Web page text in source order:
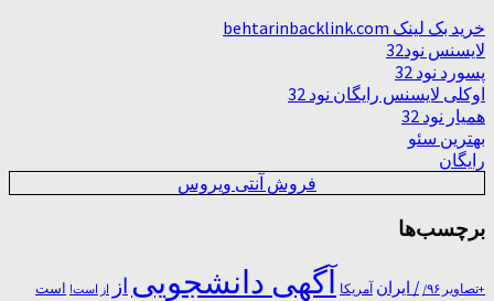
خرید بک لینک behtarinbacklink.com
لایسنس نود32
پسورد نود 32
اوکلی لایسنس رایگان نود 32
همیار نود 32
بهترین سئو
رایگان
فروش آنتی ویروس
برچسب‌ها
+تصاویر ۹۶/ / ایران آمریکا آگهی دانشجویی از از است! است